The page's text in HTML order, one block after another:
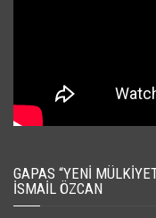
GAPAS “YENI
İSMAIL ÖZCAN